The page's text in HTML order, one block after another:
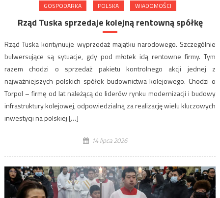
GOSPODARKA POLSKA WIADOMOŚCI
Rząd Tuska sprzedaje kolejną rentowną spółkę
Rząd Tuska kontynuuje wyprzedaż majątku narodowego. Szczególnie
bulwersujące są sytuacje, gdy pod młotek idą rentowne firmy. Tym
razem chodzi o sprzedaż pakietu kontrolnego akcji jednej z
najważniejszych polskich spółek budownictwa kolejowego. Chodzi o
Torpol – firmę od lat należącą do liderów rynku modernizacji i budowy
infrastruktury kolejowej, odpowiedzialną za realizację wielu kluczowych
inwestycji na polskiej […]
14 lipca 2026